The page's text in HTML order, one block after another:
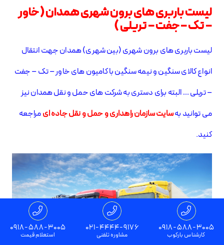
لیست باربری های برون شهری همدان ( خاور
– تک – جفت – تریلی )
لیست باربری های برون شهری (بین شهری) همدان جهت انتقال
انواع کالای سنگین و نیمه سنگین با کامیون های خاور – تک – جفت
– تریلی … البته برای دستری به شرکت های حمل و نقل همدان نیز
می توانید بهسایت سازمان راهداری و حمل و نقل جاده ایمراجعه
کنید.
0918-588-3005
کارشناس بارکوب
021-4444-9176
مشاوره تلفنی
0918-588-3005
استعلام قیمت